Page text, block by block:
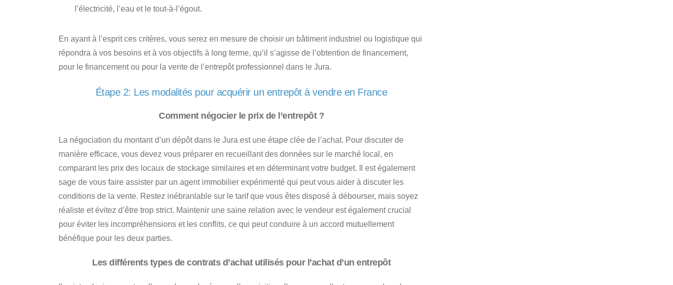
l’électricité, l’eau et le tout-à-l’égout.
En ayant à l’esprit ces critères, vous serez en mesure de choisir un bâtiment industriel ou logistique qui
répondra à vos besoins et à vos objectifs à long terme, qu’il s’agisse de l’obtention de financement,
pour le financement ou pour la vente de l’entrepôt professionnel dans le Jura.
Étape 2: Les modalités pour acquérir un entrepôt à vendre en France
Comment négocier le prix de l’entrepôt ?
La négociation du montant d’un dépôt dans le Jura est une étape clée de l’achat. Pour discuter de
manière efficace, vous devez vous préparer en recueillant des données sur le marché local, en
comparant les prix des locaux de stockage similaires et en déterminant votre budget.
Il est également
sage de vous faire assister par un agent immobilier expérimenté qui peut vous aider à discuter les
conditions de la vente. Restez inébranlable sur le tarif que vous êtes disposé à débourser, mais soyez
réaliste et évitez d’être trop strict. Maintenir une saine relation avec le vendeur est également crucial
pour éviter les incompréhensions et les conflits, ce qui peut conduire à un accord mutuellement
bénéfique pour les deux parties.
Les différents types de contrats d’achat utilisés pour l’achat d’un entrepôt